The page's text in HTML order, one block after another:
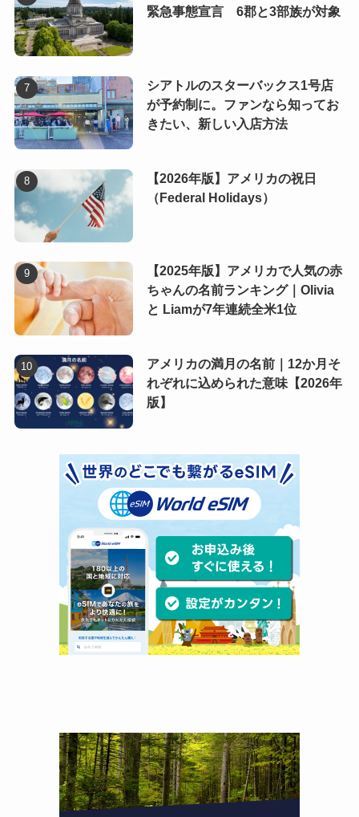
緊急事態宣言 6郡と3部族が対象
シアトルのスターバックス1号店
が予約制に。ファンなら知ってお
きたい、新しい入店方法
【2026年版】アメリカの祝日
（Federal Holidays）
【2025年版】アメリカで人気の赤
ちゃんの名前ランキング｜Olivia
と Liamが7年連続全米1位
アメリカの満月の名前｜12か月そ
れぞれに込められた意味【2026年
版】